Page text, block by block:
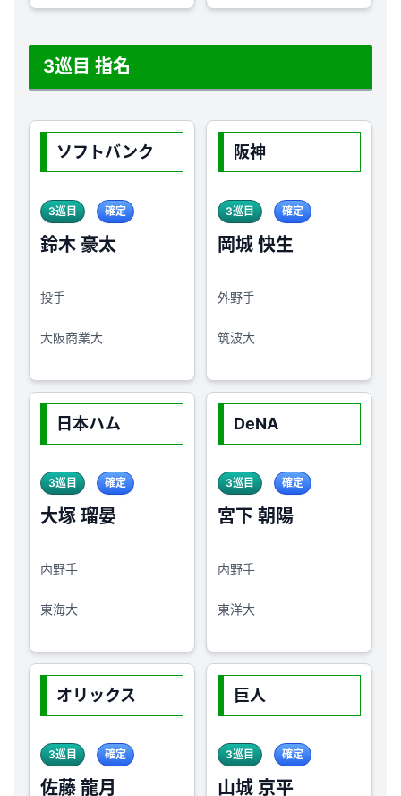
3巡目 指名
ソフトバンク
3巡目 確定
鈴木 豪太
投手
大阪商業大
阪神
3巡目 確定
岡城 快生
外野手
筑波大
日本ハム
3巡目 確定
大塚 瑠晏
内野手
東海大
DeNA
3巡目 確定
宮下 朝陽
内野手
東洋大
オリックス
3巡目 確定
佐藤 龍月
巨人
3巡目 確定
山城 京平